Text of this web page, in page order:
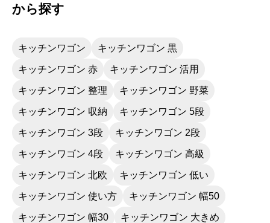
から探す
キッチンワゴン キッチンワゴン 黒
キッチンワゴン 赤 キッチンワゴン 活用
キッチンワゴン 整理 キッチンワゴン 野菜
キッチンワゴン 収納 キッチンワゴン 5段
キッチンワゴン 3段 キッチンワゴン 2段
キッチンワゴン 4段 キッチンワゴン 高級
キッチンワゴン 北欧 キッチンワゴン 低い
キッチンワゴン 使い方 キッチンワゴン 幅50
キッチンワゴン 幅30 キッチンワゴン 大きめ